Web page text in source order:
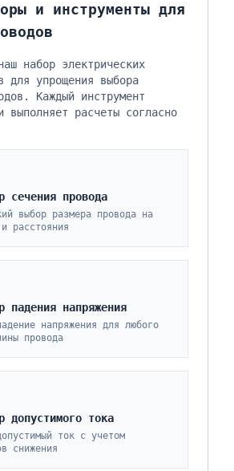
и инструменты для
набор электрических
для упрощения выбора
Каждый инструмент
выполняет расчеты согласно
сечения провода
выбор размера провода на
расстояния
падения напряжения
напряжения для любого
провода
допустимого тока
ток с учетом
снижения